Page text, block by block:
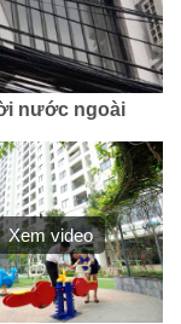
nước ngoài
Xem video